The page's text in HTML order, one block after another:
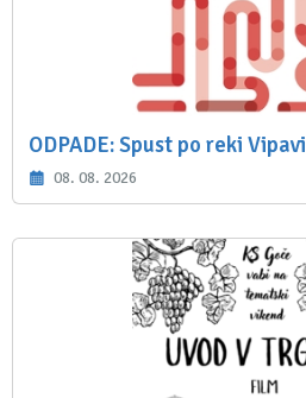
ODPADE: Spust po reki Vipavi
08. 08. 2026